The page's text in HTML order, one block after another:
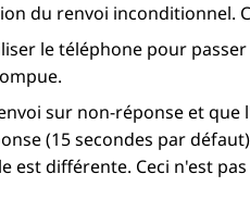
du renvoi inconditionnel.
le téléphone pour
sur non-réponse et
(15 secondes par
est différente. Ceci n'est